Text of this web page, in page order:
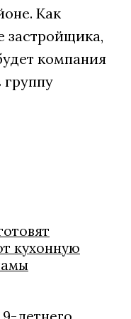
Как
застройщика,
компания
кухонную